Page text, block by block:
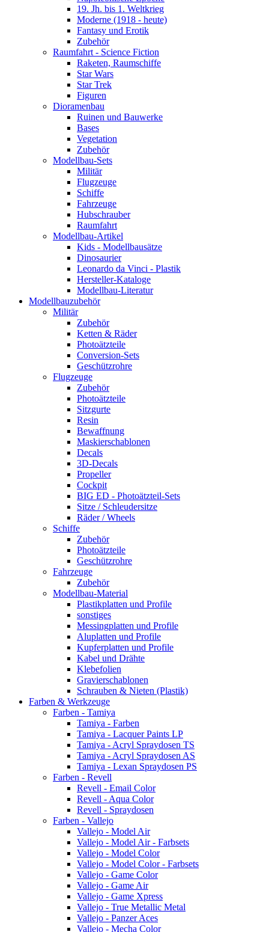
19. Jh. bis 1. Weltkrieg
Moderne (1918 - heute)
Fantasy und Erotik
Zubehör
Raumfahrt - Science Fiction
Raketen, Raumschiffe
Star Wars
Star Trek
Figuren
Dioramenbau
Ruinen und Bauwerke
Bases
Vegetation
Zubehör
Modellbau-Sets
Militär
Flugzeuge
Schiffe
Fahrzeuge
Hubschrauber
Raumfahrt
Modellbau-Artikel
Kids - Modellbausätze
Dinosaurier
Leonardo da Vinci - Plastik
Hersteller-Kataloge
Modellbau-Literatur
Modellbauzubehör
Militär
Zubehör
Ketten & Räder
Photoätzteile
Conversion-Sets
Geschützrohre
Flugzeuge
Zubehör
Photoätzteile
Sitzgurte
Resin
Bewaffnung
Maskierschablonen
Decals
3D-Decals
Propeller
Cockpit
BIG ED - Photoätzteil-Sets
Sitze / Schleudersitze
Räder / Wheels
Schiffe
Zubehör
Photoätzteile
Geschützrohre
Fahrzeuge
Zubehör
Modellbau-Material
Plastikplatten und Profile
sonstiges
Messingplatten und Profile
Aluplatten und Profile
Kupferplatten und Profile
Kabel und Drähte
Klebefolien
Gravierschablonen
Schrauben & Nieten (Plastik)
Farben & Werkzeuge
Farben - Tamiya
Tamiya - Farben
Tamiya - Lacquer Paints LP
Tamiya - Acryl Spraydosen TS
Tamiya - Acryl Spraydosen AS
Tamiya - Lexan Spraydosen PS
Farben - Revell
Revell - Email Color
Revell - Aqua Color
Revell - Spraydosen
Farben - Vallejo
Vallejo - Model Air
Vallejo - Model Air - Farbsets
Vallejo - Model Color
Vallejo - Model Color - Farbsets
Vallejo - Game Color
Vallejo - Game Air
Vallejo - Game Xpress
Vallejo - True Metallic Metal
Vallejo - Panzer Aces
Vallejo - Mecha Color